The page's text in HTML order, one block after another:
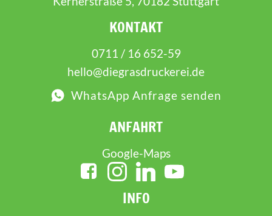
KONTAKT
0711 / 16 652-59
hello@diegrasdruckerei.de
WhatsApp Anfrage senden
ANFAHRT
Google-Maps
INFO